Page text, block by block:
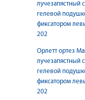
лучезапястный
гелевой
фиксатором
202
Орлетт ортез
лучезапястный
гелевой
фиксатором
202